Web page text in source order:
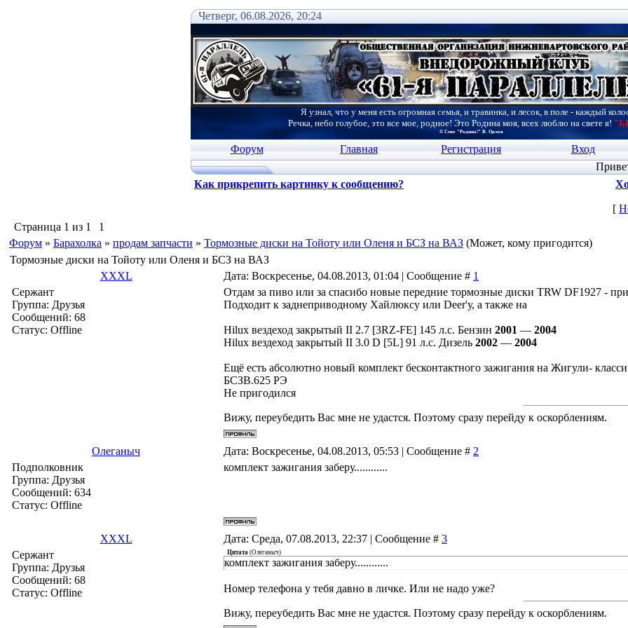
Четверг, 06.08.2026, 20:24
Я узнал, что у меня есть огромная семья, и травинка, и лесок, в поле - каждый
Речка, небо голубое, это все мое, родное! Это Родина моя, всех люблю на свете я!
© Стих "Родина!" В. Орлов
Форум Главная Регистрация
Вход
Как прикрепить картинку к сообщению?
[
Страница 1 из 1
1
Форум » Барахолка » продам запчасти » Тормозные диски на Тойоту или Оленя и БСЗ на ВАЗ (Может, кому пригодится)
Тормозные диски на Тойоту или Оленя и БСЗ на ВАЗ
XXXL
Дата: Воскресенье, 04.08.2013, 01:04 | Сообщение # 1
Сержант
Группа: Друзья
Сообщений: 68
Статус: Offline
Отдам за пиво или за спасибо новые передние тормозные диски TRW DF1927 -
Подходит к заднеприводному Хайлюксу или Deer'у, а также на
Hilux вездеход закрытый II 2.7 [3RZ-FE] 145 л.с. Бензин 2001 — 2004
Hilux вездеход закрытый II 3.0 D [5L] 91 л.с. Дизель 2002 — 2004
Ещё есть абсолютно новый комплект бесконтактного зажигания на Жигули-
БСЗВ.625 РЭ
Не пригодился
Вижу, переубедить Вас мне не удастся. Поэтому сразу перейду к оскорблениям.
Олеганыч Дата: Воскресенье, 04.08.2013, 05:53 | Сообщение # 2
Подполковник
Группа: Друзья
Сообщений: 634
Статус: Offline
комплект зажигания заберу............
XXXL Дата: Среда, 07.08.2013, 22:37 | Сообщение # 3
Сержант
Группа: Друзья
Сообщений: 68
Статус: Offline
Цитата (Олеганыч)
комплект зажигания заберу............
Номер телефона у тебя давно в личке. Или не надо уже?
Вижу, переубедить Вас мне не удастся. Поэтому сразу перейду к оскорблениям.